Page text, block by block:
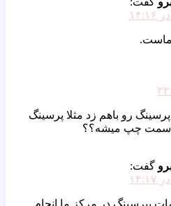
رو باهم زد مثلا پرسینگ
میشه؟؟
در مرکز ما انجام